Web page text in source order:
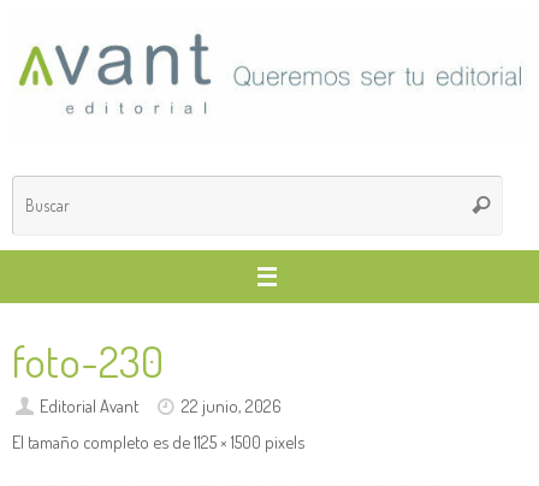
contenido
Buscar
foto-230
Editorial Avant
22 junio, 2026
El tamaño completo es de1125 × 1500 pixels